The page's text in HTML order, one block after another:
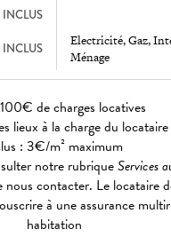
INCLUS
Electricité, Gaz,
Ménage
de charges locatives
lieux à la charge du
: 3€/m² maximum
notre rubriqueServices
contacter. Le locataire
à une assurance
habitation